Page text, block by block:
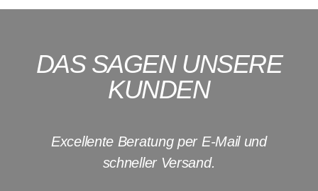
DAS SAGEN UNSERE
KUNDEN
Excellente Beratung per E-Mail und
schneller Versand.